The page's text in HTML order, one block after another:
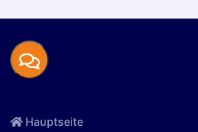
Hauptseite